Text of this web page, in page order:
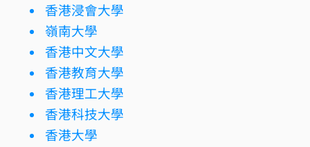
香港浸會大學
嶺南大學
香港中文大學
香港教育大學
香港理工大學
香港科技大學
香港大學